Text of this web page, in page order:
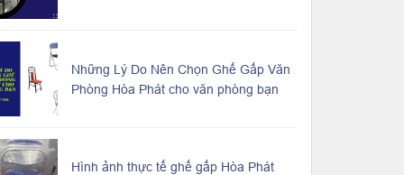
Những Lý Do Nên Chọn Ghế Gấp Văn
Phòng Hòa Phát cho văn phòng bạn
Hình ảnh thực tế ghế gấp Hòa Phát